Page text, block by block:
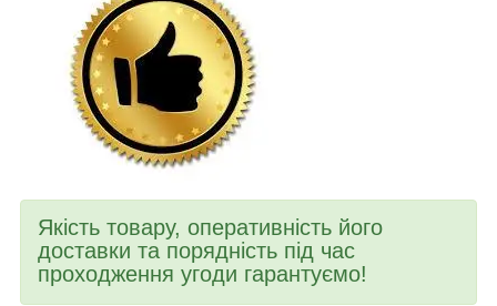
Якість товару, оперативність його
доставки та порядність під час
проходження угоди гарантуємо!